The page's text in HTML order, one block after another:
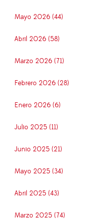
Mayo 2026 (44)
Abril 2026 (58)
Marzo 2026 (71)
Febrero 2026 (28)
Enero 2026 (6)
Julio 2025 (11)
Junio 2025 (21)
Mayo 2025 (34)
Abril 2025 (43)
Marzo 2025 (74)